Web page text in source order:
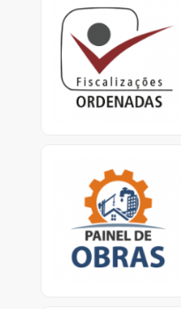
Relatórios consolidados
para divulgação
de resultados e
providências cabíveis.
Mapa virtual que
permite que o cidadão
verifique obras em
atraso e/ou paralisadas.